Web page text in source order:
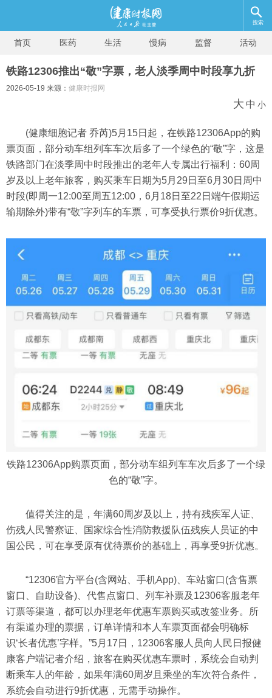
搜索
首页 医药 生活 慢病 监督 活动
铁路12306推出“敬”字票，老人淡季周中时段享九折
2026-05-19 来源： 健康时报网
大 中 小
(健康细胞记者 乔芮)5月15日起，在铁路12306App的购
票页面，部分动车组列车车次后多了一个绿色的“敬”字，这是
铁路部门在淡季周中时段推出的老年人专属出行福利：60周
岁及以上老年旅客，购买乘车日期为5月29日至6月30日周中
时段(即周一12:00至周五12:00，6月18日至22日端午假期运
输期除外)带有“敬”字列车的车票，可享受执行票价9折优惠。
铁路12306App购票页面，部分动车组列车车次后多了一个绿
色的“敬”字。
值得关注的是，年满60周岁及以上，持有残疾军人证、
伤残人民警察证、国家综合性消防救援队伍残疾人员证的中
国公民，可在享受原有优待票价的基础上，再享受9折优惠。
“12306官方平台(含网站、手机App)、车站窗口(含售票
窗口、自助设备)、代售点窗口、列车补票及12306客服老年
订票等渠道，都可以办理老年优惠车票购买或改签业务。所
有渠道办理的票据，订单详情和本人车票页面都会明确标
识‘长者优惠’字样。”5月17日，12306客服人员向人民日报健
康客户端记者介绍，旅客在购买优惠车票时，系统会自动判
断乘车人的年龄，如果年满60周岁且乘坐的车次符合条件，
系统会自动进行9折优惠，无需手动操作。